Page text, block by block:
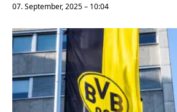
07. September, 2025 – 10:04